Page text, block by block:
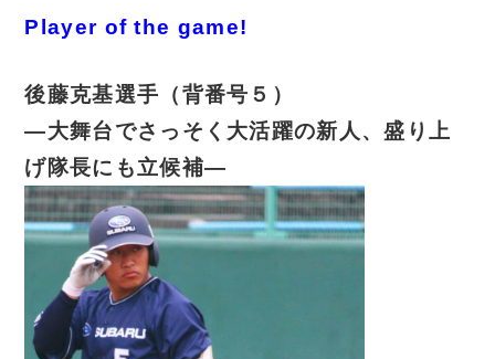
Player of the game!
後藤克基選手（背番号５）
―大舞台でさっそく大活躍の新人、盛り上
げ隊長にも立候補―